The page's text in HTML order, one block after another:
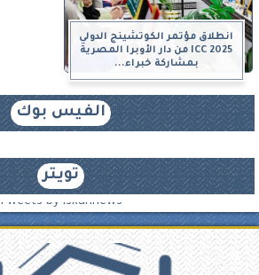
انطلاق مؤتمر الكوتشينج الدولي
ICC 2025 من دار الأوبرا المصرية
بمشاركة خبراء...
الفيس بوك
تويتر
Tweets by iskannews